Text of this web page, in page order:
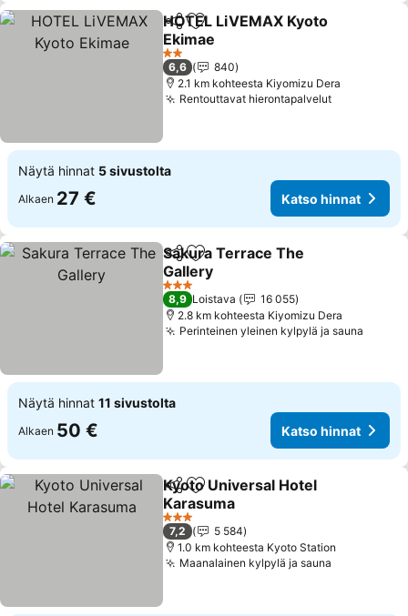
Jaa Lisää suosikkeihin
HOTEL LiVEMAX Kyoto
Ekimae
Katso hinnat
2 Tähtiluokitus
6,6
840
2.1 km kohteesta Kiyomizu Dera
Rentouttavat hierontapalvelutKatso
Näytä hinnat 5 sivustolta
Alkaen 27 € Katso hinnat
Jaa Lisää suosikkeihin
Sakura Terrace The
Gallery
Katso hinnat
3 Tähtiluokitus
8,9 Loistava
16 055
2.8 km kohteesta Kiyomizu Dera
Perinteinen yleinen kylpylä ja sauna
Näytä hinnat 11 sivustolta
Alkaen 50 € Katso hinnat
Jaa Lisää suosikkeihin
Kyoto Universal Hotel
Karasuma
Katso hinnat
3 Tähtiluokitus
7,2
5 584
1.0 km kohteesta Kyoto Station
Maanalainen kylpylä ja sauna